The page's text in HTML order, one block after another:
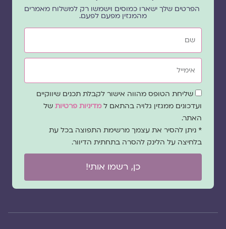
הפרטים שלך ישארו כמוסים וישמשו רק למשלוח מאמרים
מהמגזין מפעם לפעם.
שם
אימייל
שדה
הסכמה
שליחת הטופס מהווה אישור לקבלת תכנים שיווקיים
ועדכונים ממגזין גלויה בהתאם ל מדיניות פרטיותשל
האתר.
* ניתן להסיר את עצמך מרשימת התפוצה בכל עת
בלחיצה על הלינק להסרה בתחתית הדיוור.
כן, רשמו אותי!